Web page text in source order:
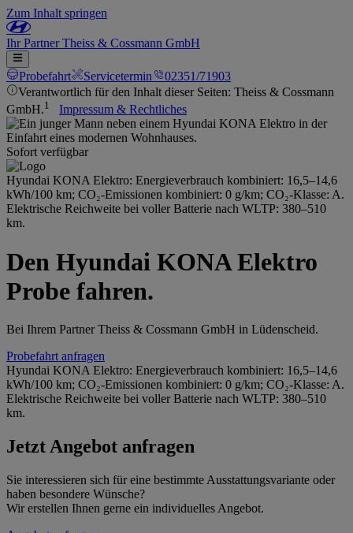
Zum Inhalt springen
IhrPartnerTheiss & Cossmann GmbH
Probefahrt Servicetermin
02351/71903
Verantwortlich für den Inhalt dieser Seiten: Theiss & Cossmann
GmbH.1 Impressum & Rechtliches
Sofort verfügbar
Hyundai KONA Elektro: Energieverbrauch kombiniert: 16,5–14,6
kWh/100 km; CO₂-Emissionen kombiniert: 0 g/km; CO₂-Klasse: A.
Elektrische Reichweite bei voller Batterie nach WLTP: 380–510
km.
Den Hyundai KONA Elektro
Probe fahren.
Bei Ihrem Partner Theiss & Cossmann GmbH in Lüdenscheid.
Probefahrt anfragen
Hyundai KONA Elektro: Energieverbrauch kombiniert: 16,5–14,6
kWh/100 km; CO₂-Emissionen kombiniert: 0 g/km; CO₂-Klasse: A.
Elektrische Reichweite bei voller Batterie nach WLTP: 380–510
km.
Jetzt Angebot anfragen
Sie interessieren sich für eine bestimmte Ausstattungsvariante oder
haben besondere Wünsche?
Wir erstellen Ihnen gerne ein individuelles Angebot.